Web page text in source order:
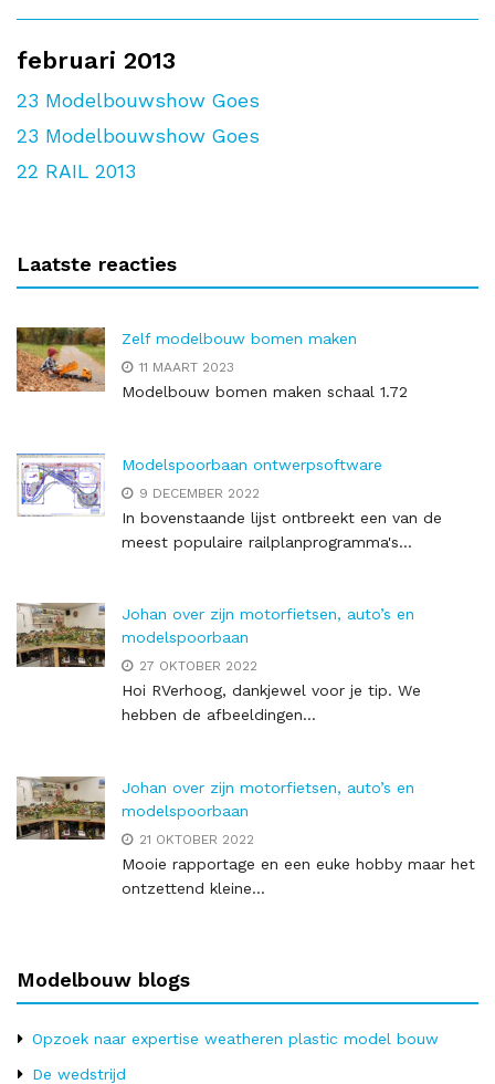
februari 2013
23 Modelbouwshow Goes
23 Modelbouwshow Goes
22 RAIL 2013
Laatste reacties
Zelf modelbouw bomen maken
11 MAART 2023
Modelbouw bomen maken schaal 1.72
Modelspoorbaan ontwerpsoftware
9 DECEMBER 2022
In bovenstaande lijst ontbreekt een van de
meest populaire railplanprogramma's...
Johan over zijn motorfietsen, auto’s en
modelspoorbaan
27 OKTOBER 2022
Hoi RVerhoog, dankjewel voor je tip. We
hebben de afbeeldingen...
Johan over zijn motorfietsen, auto’s en
modelspoorbaan
21 OKTOBER 2022
Mooie rapportage en een euke hobby maar het
ontzettend kleine...
Modelbouw blogs
Opzoek naar expertise weatheren plastic model bouw
De wedstrijd